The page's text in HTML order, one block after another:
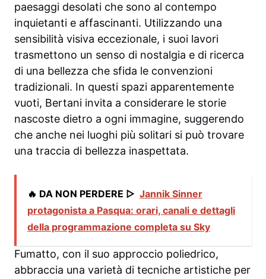
paesaggi desolati che sono al contempo
inquietanti e affascinanti. Utilizzando una
sensibilità visiva eccezionale, i suoi lavori
trasmettono un senso di nostalgia e di ricerca
di una bellezza che sfida le convenzioni
tradizionali. In questi spazi apparentemente
vuoti, Bertani invita a considerare le storie
nascoste dietro a ogni immagine, suggerendo
che anche nei luoghi più solitari si può trovare
una traccia di bellezza inaspettata.
🔥 DA NON PERDERE ▷ Jannik Sinner
protagonista a Pasqua: orari, canali e dettagli
della programmazione completa su Sky
Fumatto, con il suo approccio poliedrico,
abbraccia una varietà di tecniche artistiche per